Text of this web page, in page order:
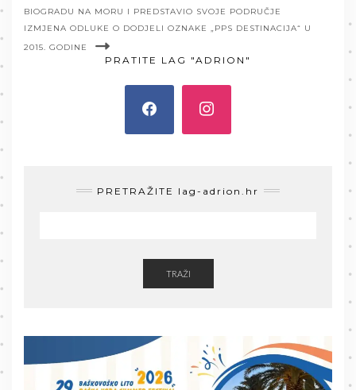
BIOGRADU NA MORU I PREDSTAVIO SVOJE PODRUČJE
IZMJENA ODLUKE O DODJELI OZNAKE „PPS DESTINACIJA“ U
2015. GODINE
PRATITE LAG "ADRION"
PRETRAŽITE lag-adrion.hr
TRAŽI